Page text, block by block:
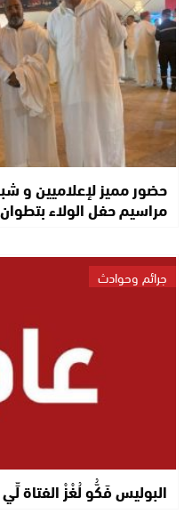
حضور مميز لإعلاميين و
مراسيم حفل الولاء
جرائم وحوادث
البوليس فَكُّو لُغْزْ الفتاة